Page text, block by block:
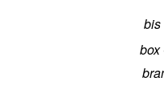
bis
box